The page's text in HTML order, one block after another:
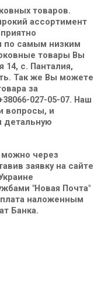
товаров.
ассортимент
по самым низким
товары Вы
14, с. Панталия,
Так же Вы можете
за
027-05-07. Наш
вопросы, и
детальную
через
заявку на сайте
"Новая Почта"
наложенным
Банка.